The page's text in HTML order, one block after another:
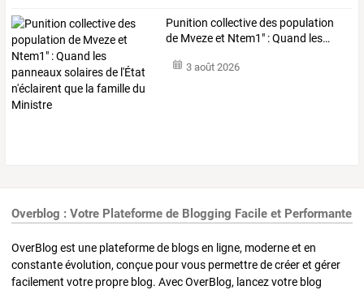
Punition collectivedes population
de Mvezeet Ntem1" :Quand les…
3 août 2026
Overblog : Votre Plateforme de Blogging Facile et Performante
OverBlog est une plateforme de blogs en ligne, moderne et en
constante évolution, conçue pour vous permettre de créer et gérer
facilement votre propre blog. Avec OverBlog, lancez votre blog